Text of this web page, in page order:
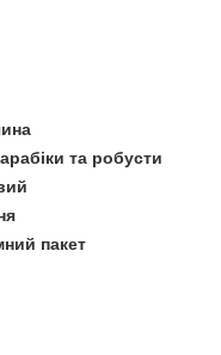
та робусти
пакет